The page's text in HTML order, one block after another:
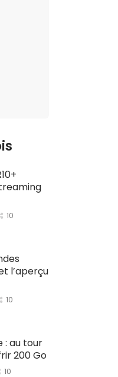
10
l’aperçu
10
: au tour
200 Go
10